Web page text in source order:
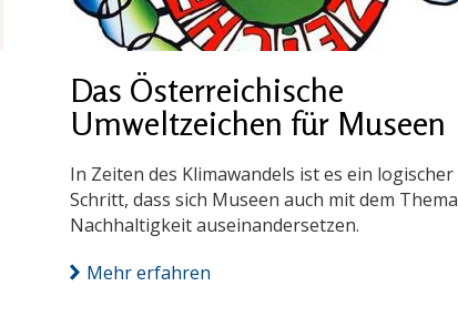
Das Österreichische
Umweltzeichen für Museen
In Zeiten des Klimawandels ist es ein logischer
Schritt, dass sich Museen auch mit dem Thema
Nachhaltigkeit auseinandersetzen.
Mehr erfahren